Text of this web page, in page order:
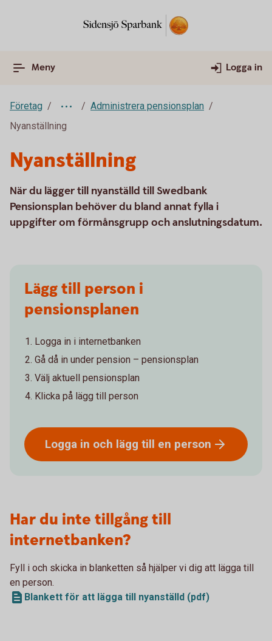
Meny Logga in
Företag
Administrera pensionsplan
Nyanställning
Nyanställning
När du lägger till nyanställd till Swedbank
Pensionsplan behöver du bland annat fylla i
uppgifter om förmånsgrupp och anslutningsdatum.
Lägg till person i
pensionsplanen
Logga in i internetbanken
Gå då in under pension – pensionsplan
Välj aktuell pensionsplan
Klicka på lägg till person
Logga in och lägg till en person
Har du inte tillgång till
internetbanken?
Fyll i och skicka in blanketten så hjälper vi dig att lägga till
en person.
Blankett för att lägga till nyanställd (pdf)